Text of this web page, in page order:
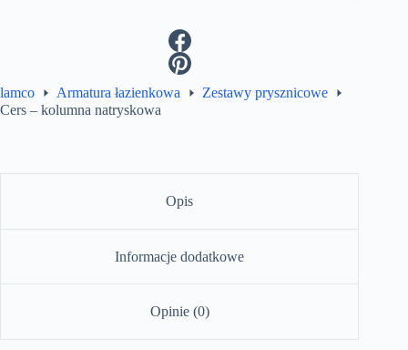
lamco Armatura łazienkowa
Zestawy prysznicowe
Cers – kolumna natryskowa
Opis
Informacje dodatkowe
Opinie (0)